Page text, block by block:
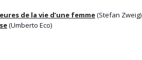
de la vie d’une femme(Stefan Zweig)
(Umberto Eco)